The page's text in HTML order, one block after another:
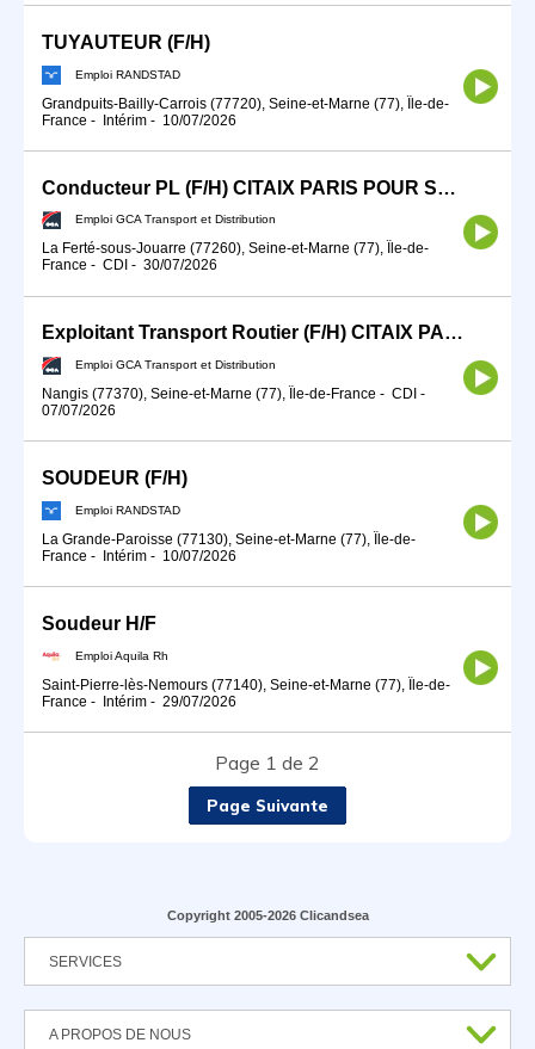
TUYAUTEUR (F/H)
Emploi RANDSTAD
Grandpuits-Bailly-Carrois (77720), Seine-et-Marne (77), Île-de-
France - Intérim - 10/07/2026
Conducteur PL (F/H) CITAIX PARIS POUR SEPTEMBRE 2026
Emploi GCA Transport et Distribution
La Ferté-sous-Jouarre (77260), Seine-et-Marne (77), Île-de-
France - CDI - 30/07/2026
Exploitant Transport Routier (F/H) CITAIX PARIS
Emploi GCA Transport et Distribution
Nangis (77370), Seine-et-Marne (77), Île-de-France - CDI -
07/07/2026
SOUDEUR (F/H)
Emploi RANDSTAD
La Grande-Paroisse (77130), Seine-et-Marne (77), Île-de-
France - Intérim - 10/07/2026
Soudeur H/F
Emploi Aquila Rh
Saint-Pierre-lès-Nemours (77140), Seine-et-Marne (77), Île-de-
France - Intérim - 29/07/2026
Page 1 de 2
Page Suivante
Copyright 2005-2026 Clicandsea
SERVICES
A PROPOS DE NOUS